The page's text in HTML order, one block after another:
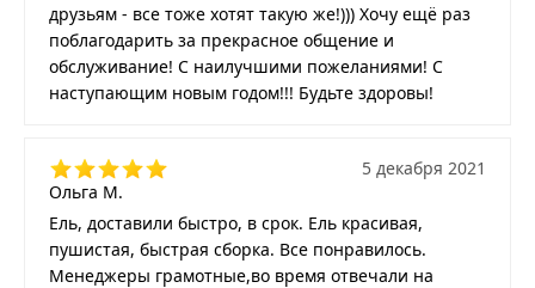
друзьям - все тоже хотят такую же!))) Хочу ещё раз
поблагодарить за прекрасное общение и
обслуживание! С наилучшими пожеланиями! С
наступающим новым годом!!! Будьте здоровы!
Ольга М.
5 декабря 2021
Ель, доставили быстро, в срок. Ель красивая,
пушистая, быстрая сборка. Все понравилось.
Менеджеры грамотные,во время отвечали на